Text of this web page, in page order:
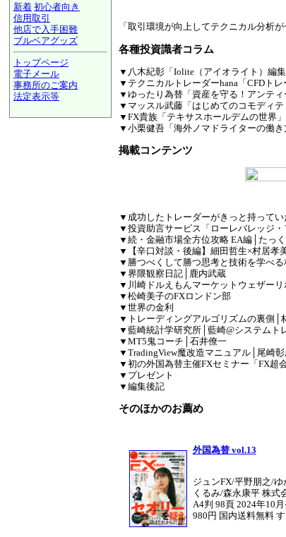
新着 初心者向き
信用取引
他店で入手困難
ブルベアグッズ
トップページ
電子メール
事務所のご案内
法定表示等
「取引環境が向上してテクニカル分析
各種投資識者コラム
▼八木紀彰「Iolite（アイオライト）編集
▼テクニカルトレーダーhana「CFDトレ
▼ゆったり為替「資産を守る！アンティ
▼マッスル武藤「はじめてのコモディテ
▼FX貴族「テキサスホールデムの世界」
▼小栗健吾「海外ノマドライターの働き
掲載コンテンツ
▼成功したトレーダーがきっと持ってい
▼投資助言サービス「ローレバレッジ
▼続・金融市場全方位攻略 EA編│たっ
▼【辛口対談・後編】細田哲生×村居孝
▼勝つべくして勝つ思考と技術を学べる
▼界隈観察日記│鹿内武蔵
▼川崎ドルえもんマーケットウェザーリ
▼松崎美子のFXロンドン部
▼世界の金利
▼トレーディングアルゴリズムの裏側│
▼藍崎統計学研究所│藍崎@システムト
▼MT5鬼コーチ│石井僚一
▼TradingView魔改造マニュアル│尾崎
▼初の外国為替主催FXセミナー「FX超会
▼プレゼント
▼編集後記
そのほかのお薦め
外国為替 vol.13
ジュンFX/平野朋之/
くるみ/森永康平 株式
A4判 98頁 2024年10
980円 国内送料無料